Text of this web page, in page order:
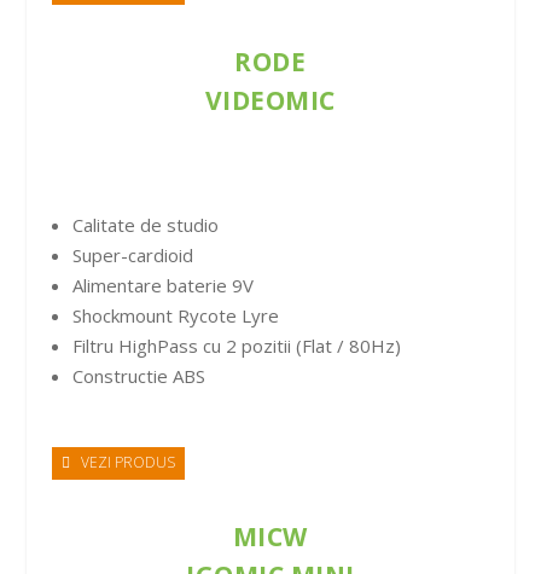
RODE
VIDEOMIC
Calitate de studio
Super-cardioid
Alimentare baterie 9V
Shockmount Rycote Lyre
Filtru HighPass cu 2 pozitii (Flat / 80Hz)
Constructie ABS
VEZI PRODUS
MICW